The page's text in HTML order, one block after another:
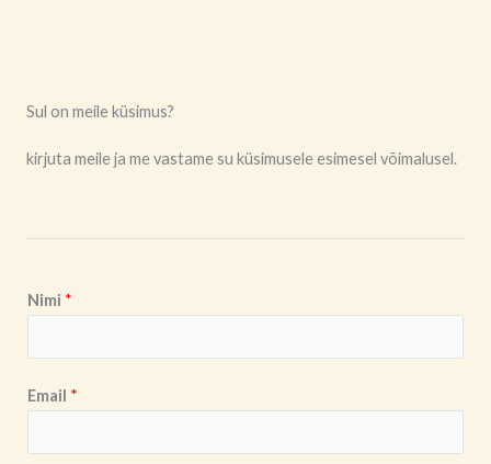
Sul on meile küsimus?
kirjuta meile ja me vastame su küsimusele esimesel võimalusel.
Nimi *
Email *